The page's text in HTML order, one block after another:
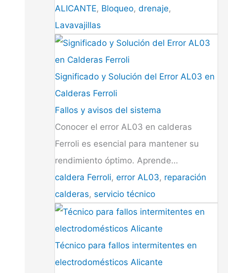
ALICANTE, Bloqueo, drenaje,
Lavavajillas
Significado y Solución del Error AL03 en
Calderas Ferroli
Fallos y avisos del sistema
Conocer el error AL03 en calderas
Ferroli es esencial para mantener su
rendimiento óptimo. Aprende…
caldera Ferroli, error AL03, reparación
calderas, servicio técnico
Técnico para fallos intermitentes en
electrodomésticos Alicante